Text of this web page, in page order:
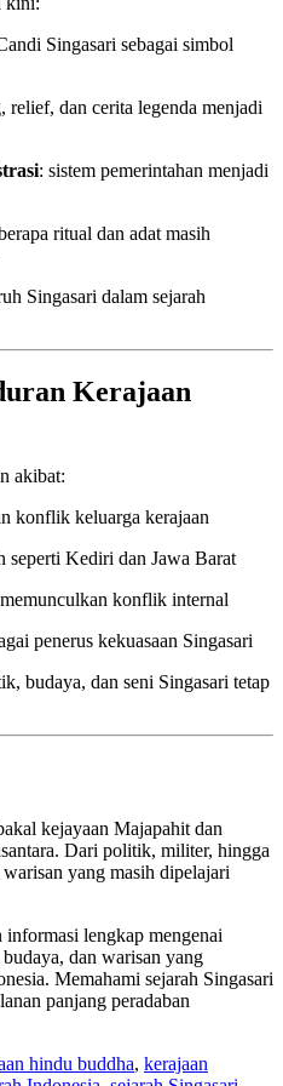
Singasari sebagai simbol
relief, dan cerita legenda menjadi
: sistem pemerintahan menjadi
ritual dan adat masih
Singasari dalam sejarah
Kerajaan
akibat:
konflik keluarga kerajaan
seperti Kediri dan Jawa Barat
konflik internal
penerus kekuasaan Singasari
budaya, dan seni Singasari tetap
kejayaan Majapahit dan
Dari politik, militer, hingga
yang masih dipelajari
lengkap mengenai
dan warisan yang
Memahami sejarah Singasari
panjang peradaban
hindu buddha, kerajaan